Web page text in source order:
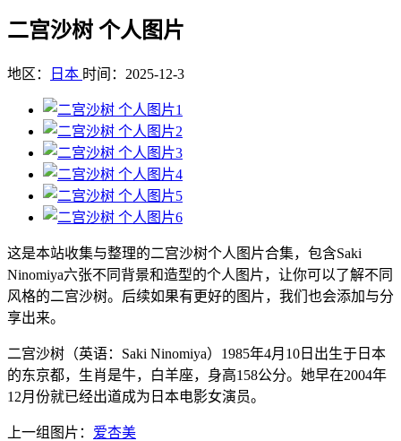
二宫沙树 个人图片
地区： 日本 时间：2025-12-3
这是本站收集与整理的二宫沙树个人图片合集，包含Saki
Ninomiya六张不同背景和造型的个人图片，让你可以了解不同
风格的二宫沙树。后续如果有更好的图片，我们也会添加与分
享出来。
二宫沙树（英语：Saki Ninomiya）1985年4月10日出生于日本
的东京都，生肖是牛，白羊座，身高158公分。她早在2004年
12月份就已经出道成为日本电影女演员。
上一组图片： 爱杏美